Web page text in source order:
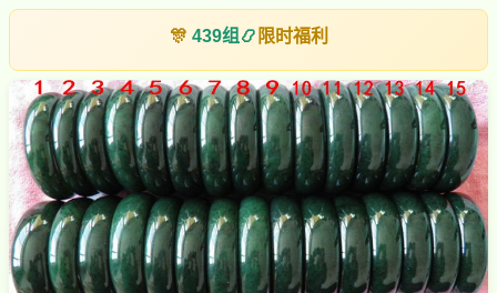
🎊 439组 📿 限时福利